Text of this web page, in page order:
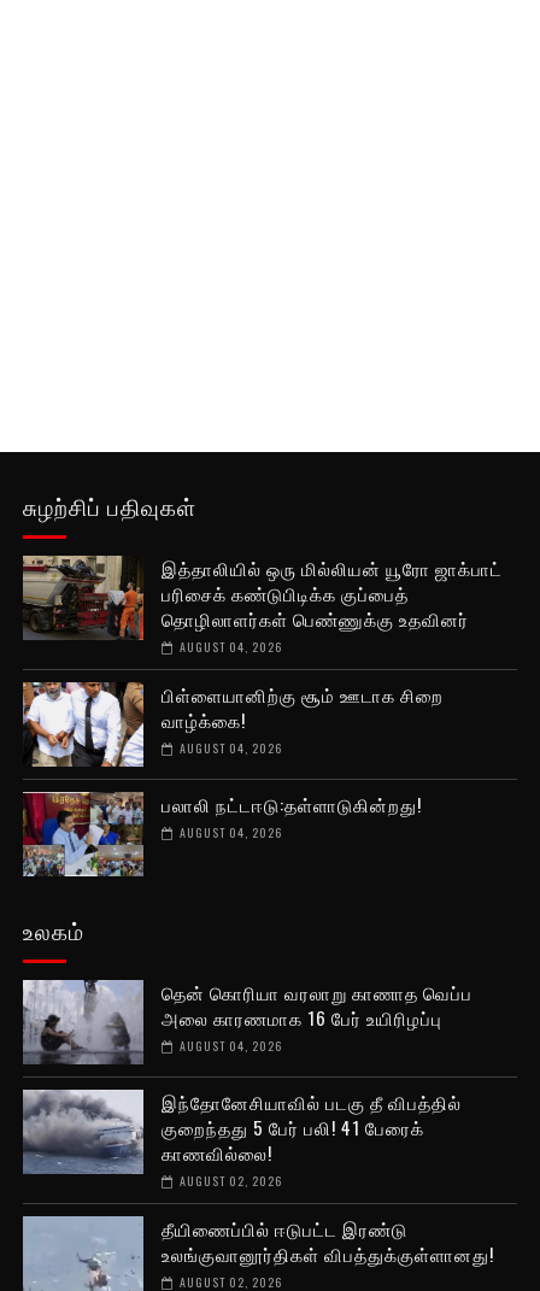
சுழற்சிப் பதிவுகள்
இத்தாலியில் ஒரு மில்லியன் யூரோ ஜாக்பாட்
பரிசைக் கண்டுபிடிக்க குப்பைத்
தொழிலாளர்கள் பெண்ணுக்கு உதவினர்
AUGUST 04, 2026
பிள்ளையானிற்கு சூம் ஊடாக சிறை
வாழ்க்கை!
AUGUST 04, 2026
பலாலி நட்டஈடு:தள்ளாடுகின்றது!
AUGUST 04, 2026
உலகம்
தென் கொரியா வரலாறு காணாத வெப்ப
அலை காரணமாக 16 பேர் உயிரிழப்பு
AUGUST 04, 2026
இந்தோனேசியாவில் படகு தீ விபத்தில்
குறைந்தது 5 பேர் பலி! 41 பேரைக்
காணவில்லை!
AUGUST 02, 2026
தீயிணைப்பில் ஈடுபட்ட இரண்டு
உலங்குவானூர்திகள் விபத்துக்குள்ளானது!
AUGUST 02, 2026